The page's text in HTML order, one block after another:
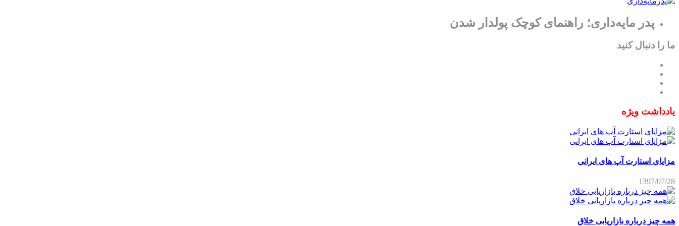
پدر مایه‌داری؛ راهنمای کوچک پولدار شدن
ما را دنبال کنید
یادداشت ویژه
مزایای استارت آپ های ایرانی
1397/07/28
همه چیز درباره بازاریابی خلاق